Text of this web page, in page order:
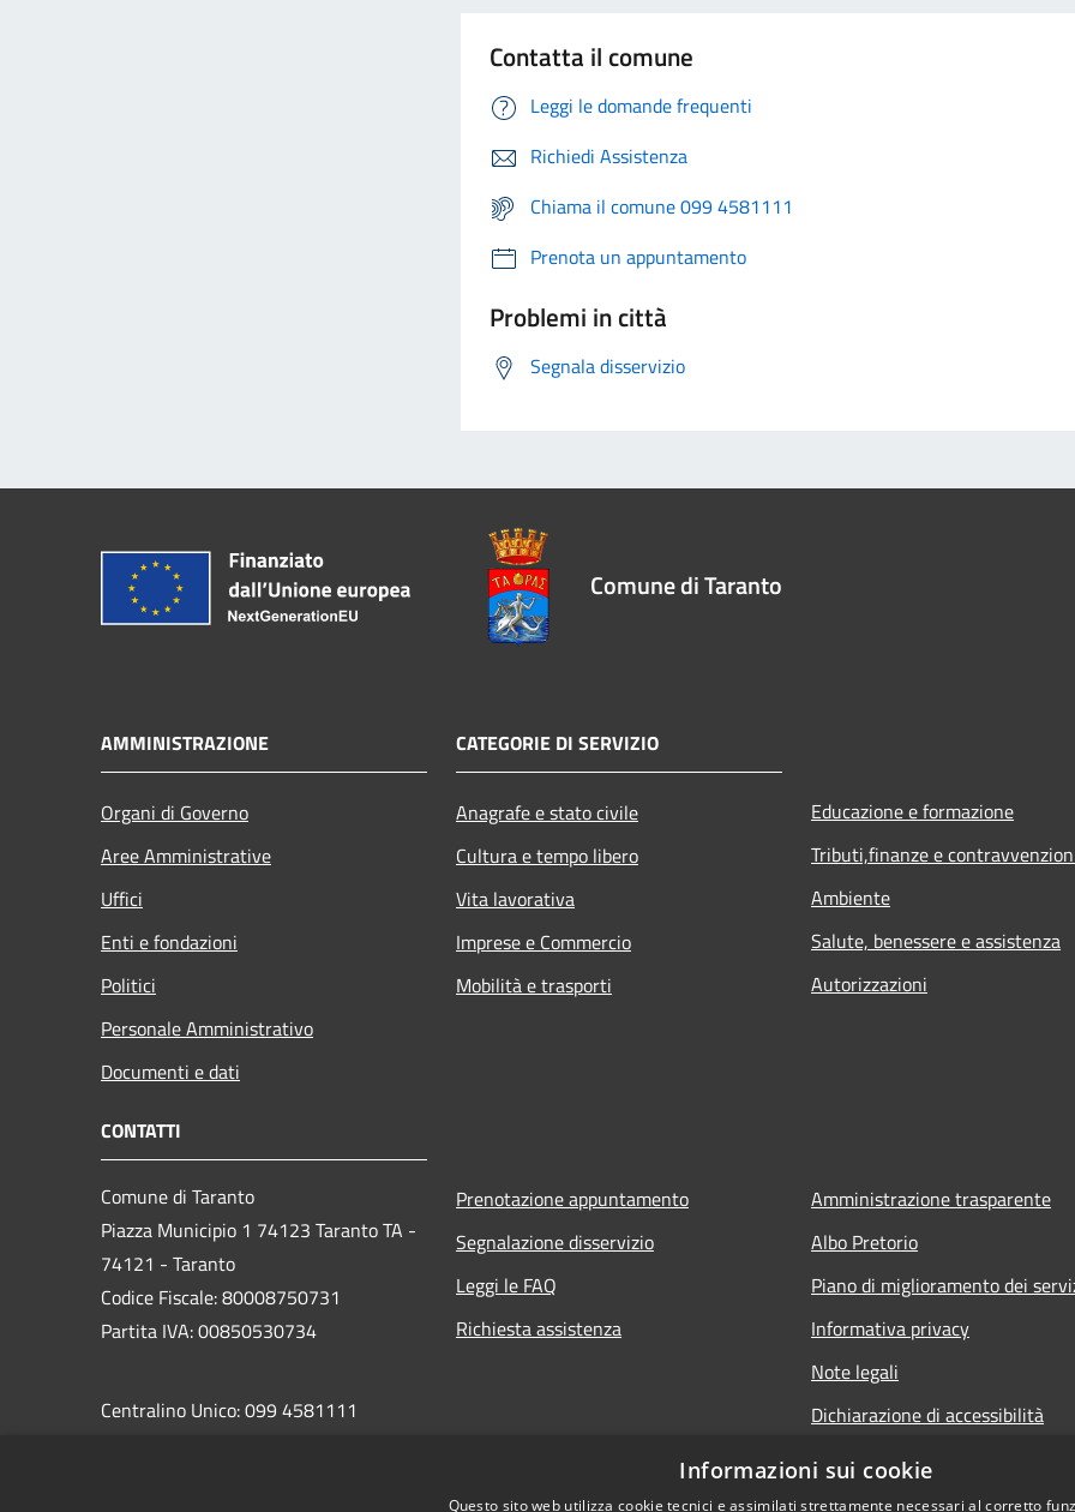
Contatta il comune
Leggi le domande frequenti
Richiedi Assistenza
Chiama il comune 099 4581111
Prenota un appuntamento
Problemi in città
Segnala disservizio
Comune di Taranto
AMMINISTRAZIONE
Organi di Governo
Aree Amministrative
Uffici
Enti e fondazioni
Politici
Personale Amministrativo
Documenti e dati
CATEGORIE DI SERVIZIO
Anagrafe e stato civile
Cultura e tempo libero
Vita lavorativa
Imprese e Commercio
Mobilità e trasporti
Educazione e formazione
Tributi,finanze e
Ambiente
Salute, benessere e assistenza
Autorizzazioni
CONTATTI
Comune di Taranto
Piazza Municipio 1 74123 Taranto TA -
74121 - Taranto
Codice Fiscale: 80008750731
Partita IVA: 00850530734
Centralino Unico: 099 4581111
protocollo.comunetaranto@pec.rupar.puglia.it
Prenotazione appuntamento
Segnalazione disservizio
Leggi le FAQ
Richiesta assistenza
Amministrazione trasparente
Albo Pretorio
Piano di miglioramento dei
Informativa privacy
Note legali
Dichiarazione di accessibilità
Informativa sulla
Informazioni sui cookie
Questo sito web utilizza cookie tecnici e assimilati strettamente necessari al corretto